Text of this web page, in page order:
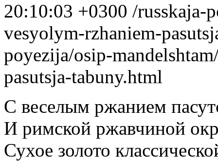
20:10:03 +0300 /russkaja-
vesyolym-rzhaniem-
poyezija/osip-
pasutsja-tabuny.html
С веселым ржанием
И римской ржавчиной
Сухое золото